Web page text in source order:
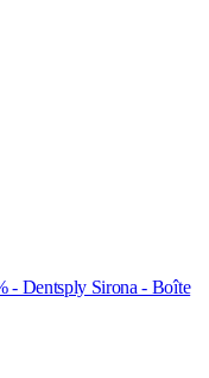
- Dentsply Sirona - Boîte